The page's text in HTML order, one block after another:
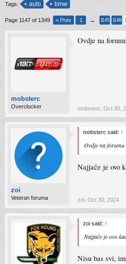
Tags: auto bmw
Page 1147 of 1349 < Prev 1 ← 1145 1146
mobsterc
Overclocker
Ovdje na
mobsterc Oct 30,
zoi
Veteran foruma
mobsterc said: ↑
Ovdje na
Najjače je ovo
zoi Oct 30, 2024
zoi said: ↑
Najjače je ovo
Nisu bas svi,